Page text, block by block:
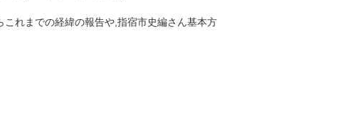
れまでの経緯の報告や,指宿市史編さん基本方